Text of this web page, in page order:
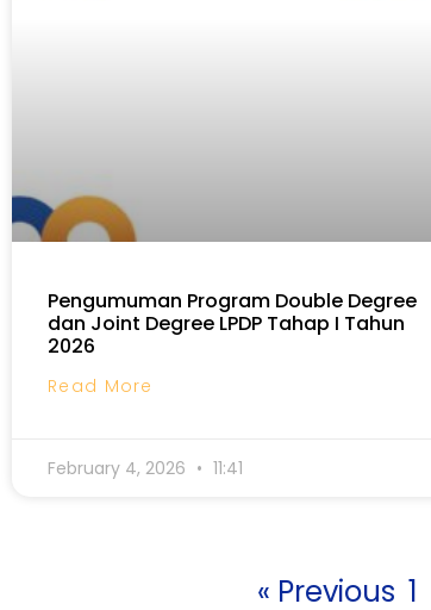
Pengumuman Program Double Degree
dan Joint Degree LPDP Tahap I Tahun
2026
Read More
February 4, 2026 11:41
« Previous 1